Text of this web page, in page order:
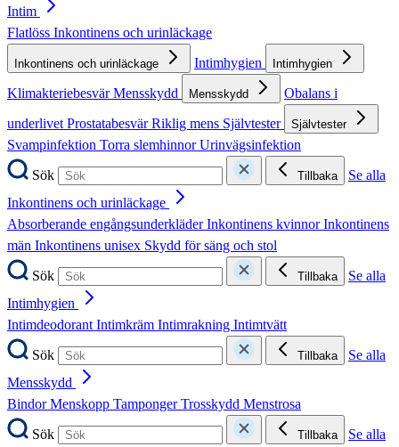
Intim
Flatlöss Inkontinens och urinläckage
Inkontinens och urinläckage Intimhygien Intimhygien
KlimakteriebesvärMensskydd Mensskydd
Obalans i
underlivetProstatabesvärRiklig mens Självtester Självtester
Svampinfektion Torra slemhinnorUrinvägsinfektion
Sök
Tillbaka
Se alla
Inkontinens och urinläckage
Absorberande engångsunderkläderInkontinens kvinnorInkontinens
män Inkontinens unisex Skydd för säng och stol
Sök
Tillbaka
Se alla
Intimhygien
IntimdeodorantIntimkräm Intimrakning Intimtvätt
Sök
Tillbaka
Se alla
Mensskydd
BindorMenskopp TampongerTrosskydd Menstrosa
Sök
Tillbaka
Se alla